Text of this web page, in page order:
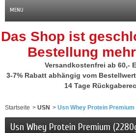
MENU
Das Shop ist
Bestellung
Versandkostenfrei ab 60,-
3-7% Rabatt abhängig vom Bestellwert
14 Tage
Startseite > USN > Usn Whey Protein Premium
Usn Whey Protein Premium